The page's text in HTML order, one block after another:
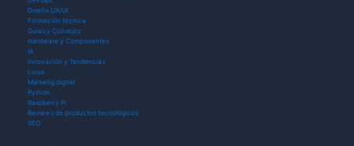
Diseño UX/UI
Formación técnica
Guías y Consejos
Hardware y Componentes
IA
Innovación y Tendencias
Linux
Marketig digital
Python
Raspberry Pi
Reviews de productos tecnológicos
SEO